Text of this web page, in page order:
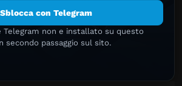
Sblocca con Telegram
Telegram non e installato su questo
secondo passaggio sul sito.